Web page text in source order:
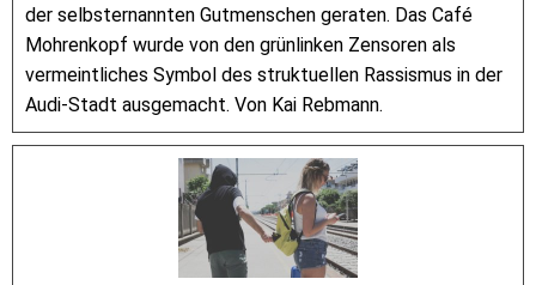
der selbsternannten Gutmenschen geraten. Das Café
Mohrenkopf wurde von den grünlinken Zensoren als
vermeintliches Symbol des struktuellen Rassismus in der
Audi-Stadt ausgemacht. Von Kai Rebmann.